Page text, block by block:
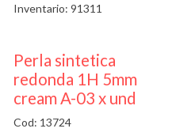
Inventario: 91311
Perla sintetica
redonda 1H 5mm
cream A-03 x und
Cod: 13724